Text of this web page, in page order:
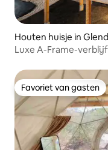
Houten huisje in
Luxe A-Frame-
Favoriet van gasten
Favoriet van gasten